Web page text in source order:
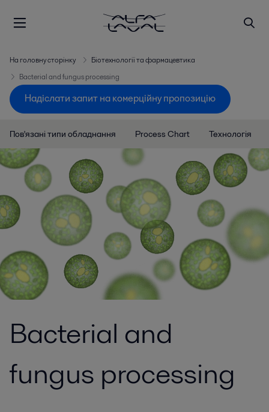
На головну сторінку
Біотехнології та фармацевтика
Bacterial and fungus processing
Надіслати запит на комерційну пропозицію
Пов'язані типи обладнання Process Chart Технологія
Bacterial and
fungus processing